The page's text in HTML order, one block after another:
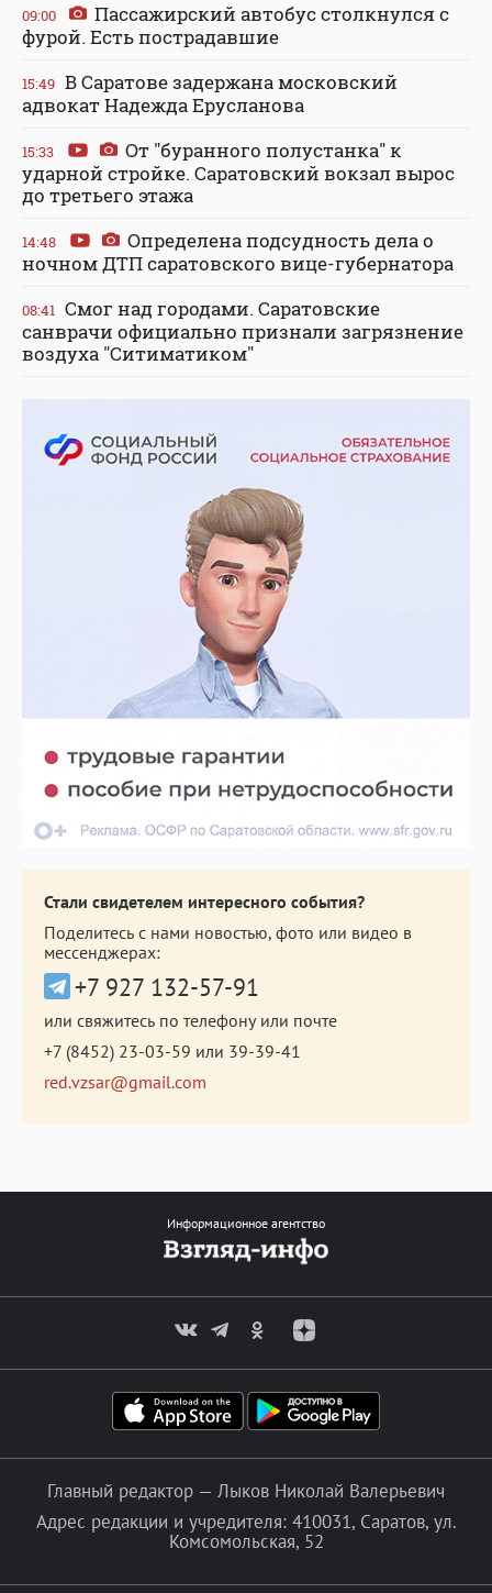
09:00
Пассажирский автобус столкнулся с
фурой. Есть пострадавшие
15:49 В Саратове задержана московский
адвокат Надежда Ерусланова
15:33
От "буранного полустанка" к
ударной стройке. Саратовский вокзал вырос
до третьего этажа
14:48
Определена подсудность дела о
ночном ДТП саратовского вице-губернатора
08:41 Смог над городами. Саратовские
санврачи официально признали загрязнение
воздуха "Ситиматиком"
Стали свидетелем интересного события?
Поделитесь с нами новостью, фото или видео в
мессенджерах:
+7 927 132-57-91
или свяжитесь по телефону или почте
+7 (8452) 23-03-59 или 39-39-41
red.vzsar@gmail.com
Информационное агентство
Главный редактор — Лыков Николай Валерьевич
Адрес редакции и учредителя: 410031, Саратов, ул.
Комсомольская, 52